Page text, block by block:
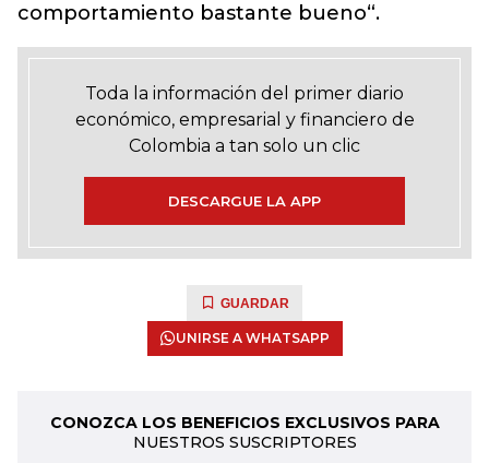
comportamiento bastante bueno“.
Toda la información del primer diario
económico, empresarial y financiero de
Colombia a tan solo un clic
DESCARGUE LA APP
GUARDAR
UNIRSE A WHATSAPP
CONOZCA LOS BENEFICIOS EXCLUSIVOS PARA
NUESTROS SUSCRIPTORES